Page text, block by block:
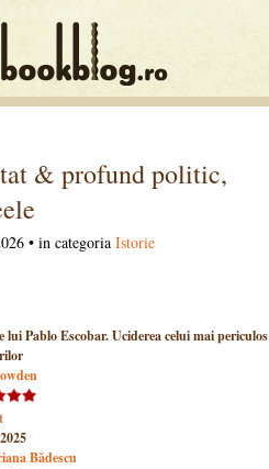
& profund politic,
• in categoria Istorie
lui Pablo Escobar. Uciderea celui mai periculos
2025
Bădescu